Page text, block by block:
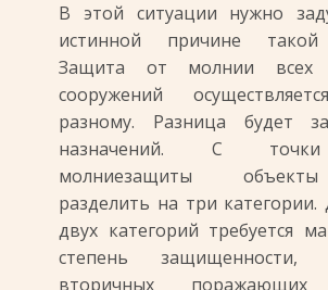
В этой ситуации нужно
истинной причине такой
Защита от молнии всех
сооружений
разному. Разница будет
назначений. С
молниезащиты
разделить на три
двух категорий требуется
степень
вторичных поражающих